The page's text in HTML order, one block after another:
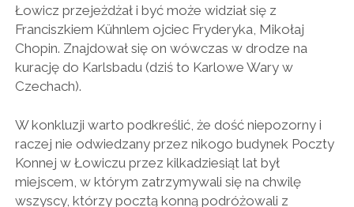
Łowicz przejeżdżał i być może widział się z
Franciszkiem Kühnlem ojciec Fryderyka, Mikołaj
Chopin. Znajdował się on wówczas w drodze na
kurację do Karlsbadu (dziś to Karlowe Wary w
Czechach).
W konkluzji warto podkreślić, że dość niepozorny i
raczej nie odwiedzany przez nikogo budynek Poczty
Konnej w Łowiczu przez kilkadziesiąt lat był
miejscem, w którym zatrzymywali się na chwilę
wszyscy, którzy pocztą konną podróżowali z